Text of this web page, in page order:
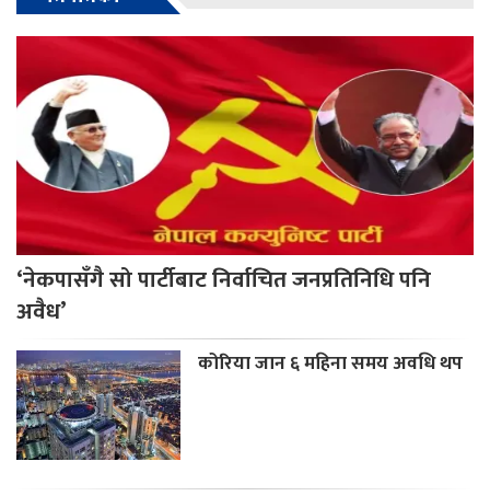
‘नेकपासँगै सो पार्टीबाट निर्वाचित जनप्रतिनिधि पनि
अवैध’
कोरिया जान ६ महिना समय अवधि थप